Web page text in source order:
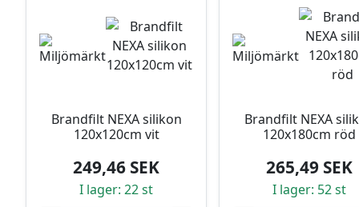
Brandfilt NEXA silikon
120x120cm vit
249,46 SEK
I lager: 22 st
Brandfilt NEXA
120x180cm röd
265,49 SEK
I lager: 52 st